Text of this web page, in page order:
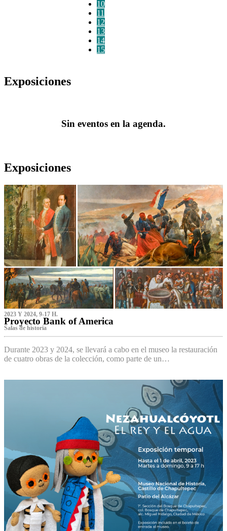
10
11
12
13
14
15
Exposiciones
Sin eventos en la agenda.
Exposiciones
2023 Y 2024, 9-17 H.
Proyecto Bank of America
S‌alas de historia
Durante 2023 y 2024, se llevará a cabo en el museo la restauración
de cuatro obras de la colección, como parte de un…